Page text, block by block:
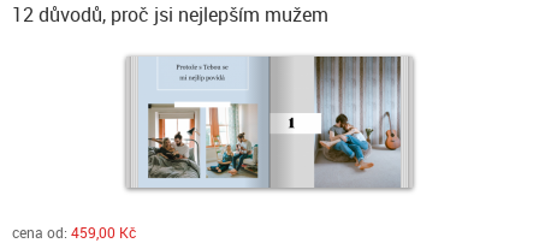
12 důvodů, proč jsi nejlepším mužem
cena od: 459,00 Kč